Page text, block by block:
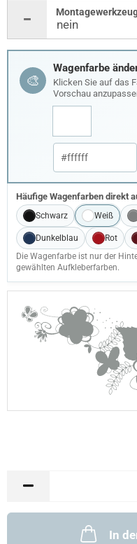
🎨
Wagenfarbe
Klicken Sie auf das
Vorschau
Häufige Wagenfarben direkt
Schwarz Weiß
Dunkelblau Rot
Die Wagenfarbe ist nur der
gewählten Aufkleberfarben.
In